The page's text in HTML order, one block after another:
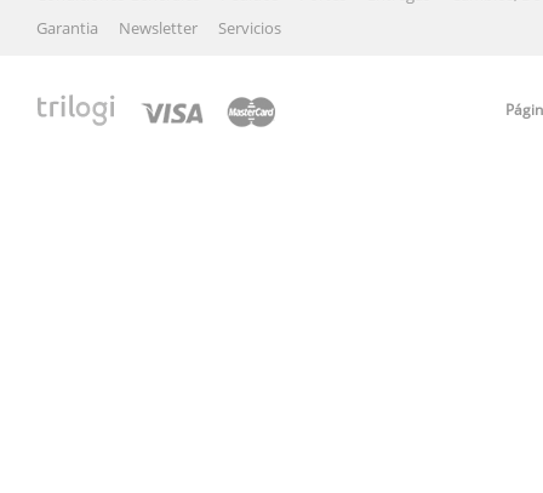
Garantia
Newsletter Servicios